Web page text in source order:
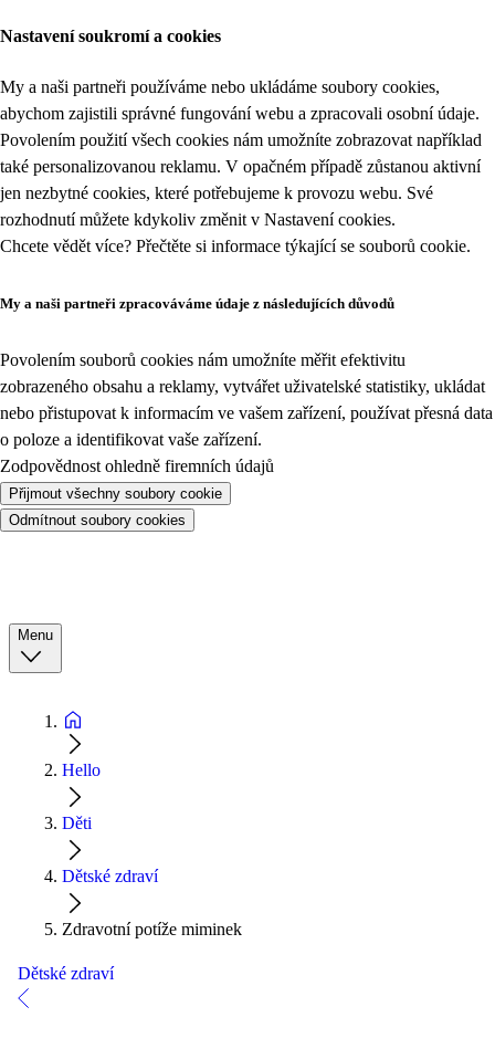
Nastavení soukromí a cookies
My a naši partneři používáme nebo ukládáme soubory cookies,
abychom zajistili správné fungování webu a zpracovali osobní údaje.
Povolením použití všech cookies nám umožníte zobrazovat například
také personalizovanou reklamu. V opačném případě zůstanou aktivní
jen nezbytné cookies, které potřebujeme k provozu webu. Své
rozhodnutí můžete kdykoliv změnit v Nastavení cookies.
Chcete vědět více? Přečtěte si informace týkající se souborů cookie.
My a naši partneři zpracováváme údaje z následujících důvodů
Povolením souborů cookies nám umožníte měřit efektivitu
zobrazeného obsahu a reklamy, vytvářet uživatelské statistiky, ukládat
nebo přistupovat k informacím ve vašem zařízení, používat přesná data
o poloze a identifikovat vaše zařízení.
Zodpovědnost ohledně firemních údajů
Přijmout všechny soubory cookie
Odmítnout soubory cookies
Menu
Hello
Děti
Dětské zdraví
Zdravotní potíže miminek
Dětské zdraví